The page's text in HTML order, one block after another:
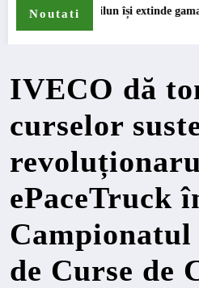
Noutati
extinde gama de anvelope pentru
IVECO dă
curselor
ePaceTruck
Campionatul
de Curse de